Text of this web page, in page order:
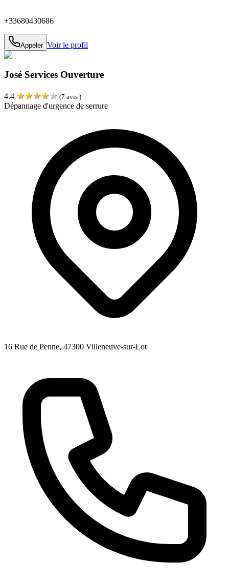
+33680430686
Appeler Voir le profil
José Services Ouverture
4.4 ★★★★★ (7 avis )
Dépannage d'urgence de serrure
16 Rue de Penne, 47300 Villeneuve-sur-Lot